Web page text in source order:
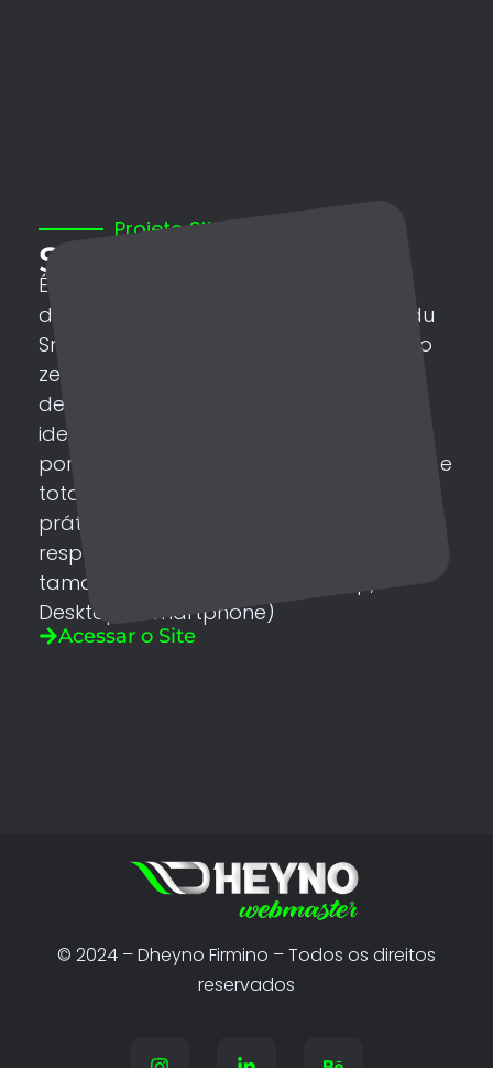
Projeto Site
Site Pessoal
É um site do tipo “Multipage”
desenvolvido para o cantor Pop Kaddu
Smith. Projeto personalizado a partir do
zero, com um layout moderno e um
design clean e cores a partir de sua
identidade visual, que foi desenvolvida
por mim. O site possui cores agradáveis e
totalmente nos padrões de boas
práticas de usabilidade. Seu formato
responsível (que se adapta a qualquer
tamanho de tela, seja PC, Laptop,
Desktop e smartphone)
Acessar o Site
© 2024 – Dheyno Firmino – Todos os direitos
reservados